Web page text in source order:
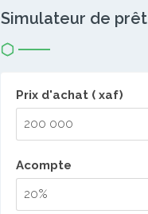
Simulateur de prêt
Prix d'achat ( xaf)
Acompte